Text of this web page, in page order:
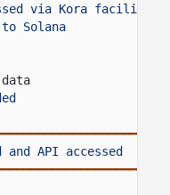
via Kora
Solana
and API accessed